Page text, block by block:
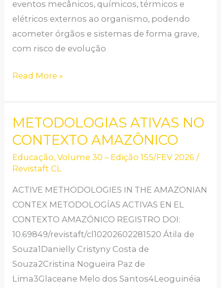
eventos mecânicos, químicos, térmicos e
elétricos externos ao organismo, podendo
acometer órgãos e sistemas de forma grave,
com risco de evolução
Read More »
METODOLOGIAS ATIVAS NO
CONTEXTO AMAZÔNICO
Educação,Volume 30 – Edição 155/FEV 2026 /
Revistaft CL
ACTIVE METHODOLOGIES IN THE AMAZONIAN
CONTEX METODOLOGÍAS ACTIVAS EN EL
CONTEXTO AMAZÓNICO REGISTRO DOI:
10.69849/revistaft/cl10202602281520 Átila de
Souza1Danielly Cristyny Costa de
Souza2Cristina Nogueira Paz de
Lima3Glaceane Melo dos Santos4Leoguinéia
METODOLOGIAS
ATIVAS
CONTEXTO